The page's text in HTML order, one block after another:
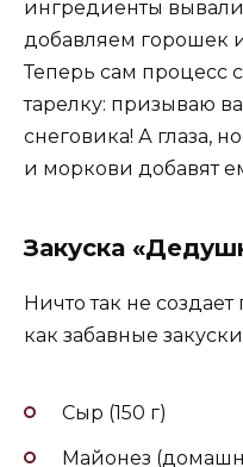
ингредиенты
добавляем горошек
Теперь сам процесс
тарелку: призываю
снеговика! А глаза,
и моркови добавят
Закуска
Ничто так не
как забавные
Сыр (150 г)
Майонез